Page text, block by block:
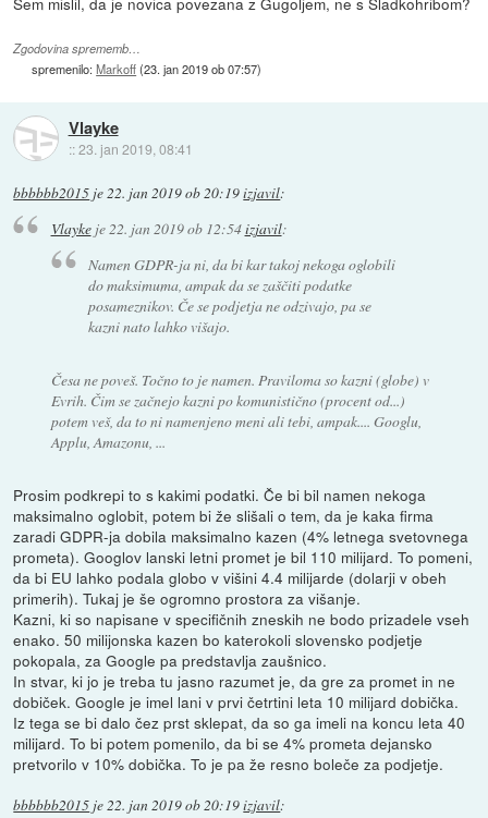
Zgodovina sprememb…
spremenilo:Markoff(23. jan 2019 ob 07:57)
Vlayke
::23. jan 2019, 08:41
bbbbbb2015 je22. jan 2019 ob 20:19izjavil:
Vlaykeje22. jan 2019 ob 12:54izjavil:
Namen GDPR-ja ni, da bi kar takoj nekoga oglobili
do maksimuma, ampak da se zaščiti podatke
posameznikov. Če se podjetja ne odzivajo, pa se
kazni nato lahko višajo.
Česa ne poveš. Točno to je namen. Praviloma so kazni (globe) v
Evrih. Čim se začnejo kazni po komunistično (procent od...)
potem veš, da to ni namenjeno meni ali tebi, ampak.... Googlu,
Applu, Amazonu, ...
Prosim podkrepi to s kakimi podatki. Če bi bil namen nekoga
maksimalno oglobit, potem bi že slišali o tem, da je kaka firma
zaradi GDPR-ja dobila maksimalno kazen (4% letnega svetovnega
prometa). Googlov lanski letni promet je bil 110 milijard. To pomeni,
da bi EU lahko podala globo v višini 4.4 milijarde (dolarji v obeh
primerih). Tukaj je še ogromno prostora za višanje.
Kazni, ki so napisane v specifičnih zneskih ne bodo prizadele vseh
enako. 50 milijonska kazen bo katerokoli slovensko podjetje
pokopala, za Google pa predstavlja zaušnico.
In stvar, ki jo je treba tu jasno razumet je, da gre za promet in ne
dobiček. Google je imel lani v prvi četrtini leta 10 milijard dobička.
Iz tega se bi dalo čez prst sklepat, da so ga imeli na koncu leta 40
milijard. To bi potem pomenilo, da bi se 4% prometa dejansko
pretvorilo v 10% dobička. To je pa že resno boleče za podjetje.
bbbbbb2015 je22. jan 2019 ob 20:19izjavil: